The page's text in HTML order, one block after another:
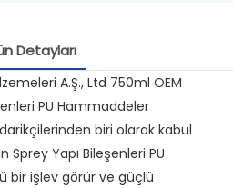
Detayları
A.Ş., Ltd 750ml OEM
PU Hammaddeler
biri olarak kabul
Sprey Yapı Bileşenleri PU
bir işlev görür ve güçlü